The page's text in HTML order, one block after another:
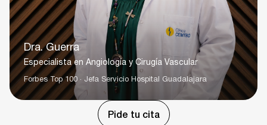
Dra. Guerra
Especialista en Angiología y Cirugía Vascular
Forbes Top 100 · Jefa Servicio Hospital Guadalajara
Pide tu cita